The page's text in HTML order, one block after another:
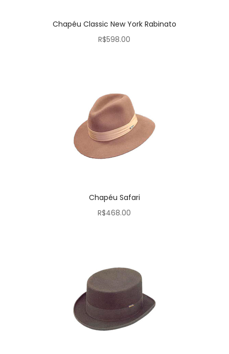
Chapéu Classic New York Rabinato
R$598.00
Chapéu Safari
R$468.00